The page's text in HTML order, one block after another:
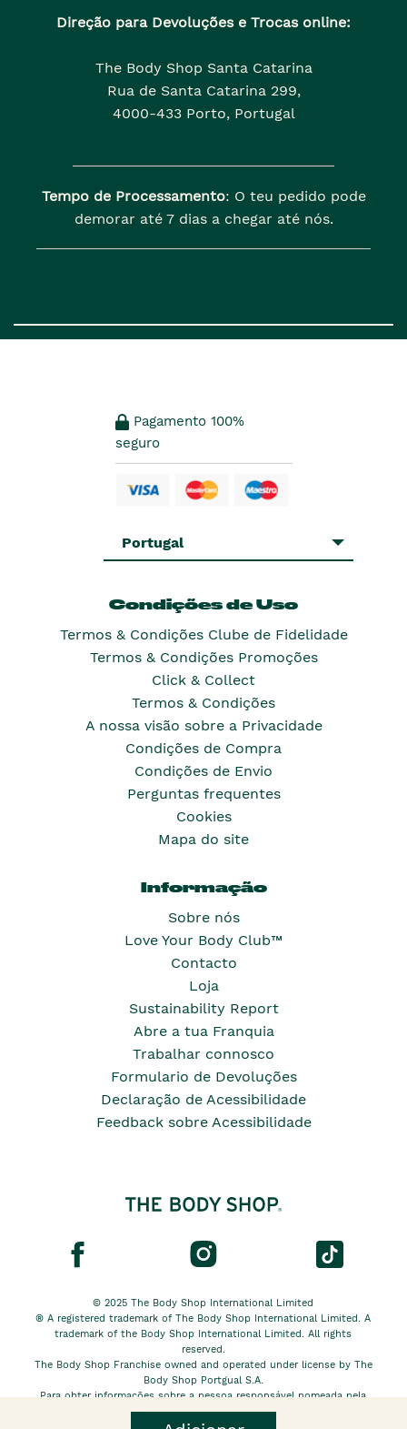
Direção para Devoluções e Trocas online:
The Body Shop Santa Catarina
Rua de Santa Catarina 299,
4000-433 Porto, Portugal
Tempo de Processamento: O teu pedido pode
demorar até 7 dias a chegar até nós.
Pagamento 100%
seguro
Portugal
Condições de Uso
Termos & Condições Clube de Fidelidade
Termos & Condições Promoções
Click & Collect
Termos & Condições
A nossa visão sobre a Privacidade
Condições de Compra
Condições de Envio
Perguntas frequentes
Cookies
Mapa do site
Informação
Sobre nós
Love Your Body Club™
Contacto
Loja
Sustainability Report
Abre a tua Franquia
Trabalhar connosco
Formulario de Devoluções
Declaração de Acessibilidade
Feedback sobre Acessibilidade
© 2025 The Body Shop International Limited
® A registered trademark of The Body Shop International Limited. A
trademark of the Body Shop International Limited. All rights
reserved.
The Body Shop Franchise owned and operated under license by The
Body Shop Portgual S.A.
Para obter informações sobre a pessoa responsável nomeada pela
The Body Shop International Limited EU, clique